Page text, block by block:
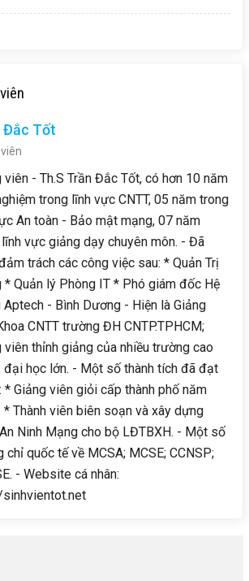
Đắc Tốt
viên - Th.S Trần Đắc Tốt, có hơn 10 năm
trong lĩnh vực CNTT, 05 năm trong
An toàn - Bảo mật mạng, 07 năm
vực giảng dạy chuyên môn. - Đã
trách các công việc sau: * Quản Trị
* Quản lý Phòng IT * Phó giám đốc Hệ
Aptech - Bình Dương - Hiện là Giảng
CNTT trường ĐH CNTP.TPHCM;
viên thỉnh giảng của nhiều trường cao
đại học lớn. - Một số thành tích đã đạt
* Giảng viên giỏi cấp thành phố năm
* Thành viên biên soạn và xây dựng
Ninh Mạng cho bộ LĐTBXH. - Một số
chỉ quốc tế về MCSA; MCSE; CCNSP;
- Website cá nhân: